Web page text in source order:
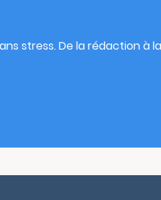
stress. De la rédaction à